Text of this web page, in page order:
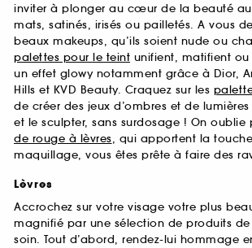
inviter à plonger au cœur de la beauté
mats, satinés, irisés ou pailletés. A vous
beaux makeups, qu’ils soient nude ou
palettes pour le teint unifient, matifient
un effet glowy notamment grâce à Dior,
Hills et KVD Beauty. Craquez sur les
de créer des jeux d’ombres et de
et le sculpter, sans surdosage ! On oublie
de rouge à lèvres, qui apportent la
maquillage, vous êtes prête à faire des
Lèvres
Accrochez sur votre visage votre plus
magnifié par une sélection de produits
soin. Tout d’abord, rendez-lui hommage